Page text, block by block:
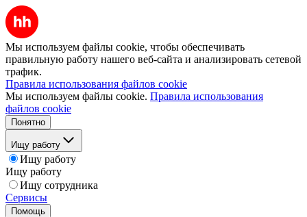
Мы используем файлы cookie, чтобы обеспечивать
правильную работу нашего веб-сайта и анализировать сетевой
трафик.
Правила использования файлов cookie
Мы используем файлы cookie. Правила использования
файлов cookie
Понятно
Ищу работу
Ищу работу
Ищу работу
Ищу сотрудника
Сервисы
Помощь